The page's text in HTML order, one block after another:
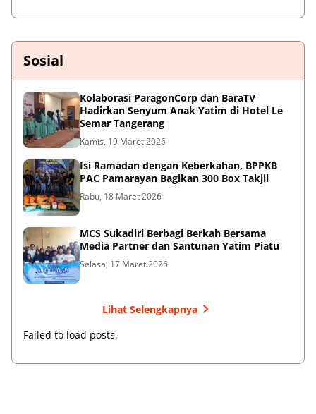
Sosial
Kolaborasi ParagonCorp dan BaraTV
Hadirkan Senyum Anak Yatim di Hotel Le
Semar Tangerang
Kamis, 19 Maret 2026
Isi Ramadan dengan Keberkahan, BPPKB
PAC Pamarayan Bagikan 300 Box Takjil
Rabu, 18 Maret 2026
MCS Sukadiri Berbagi Berkah Bersama
Media Partner dan Santunan Yatim Piatu
Selasa, 17 Maret 2026
Lihat Selengkapnya
Failed to load posts.